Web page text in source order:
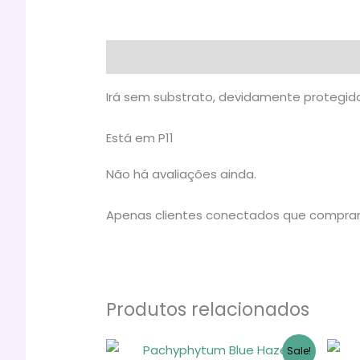
Irá sem substrato, devidamente
Está em P11
Não há avaliações ainda.
Apenas clientes conectados que
Produtos relacionados
Sale!